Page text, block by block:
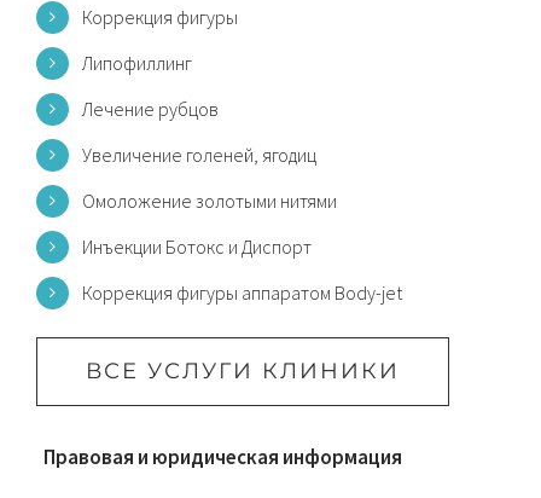
Коррекция фигуры
Липофиллинг
Лечение рубцов
Увеличение голеней, ягодиц
Омоложение золотыми нитями
Инъекции Ботокс и Диспорт
Коррекция фигуры аппаратом Body-jet
ВСЕ УСЛУГИ КЛИНИКИ
Правовая и юридическая информация